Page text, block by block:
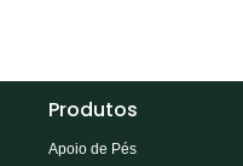
Produtos
Apoio de Pés